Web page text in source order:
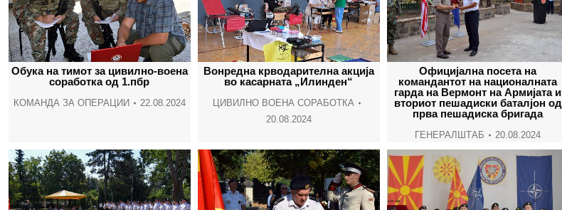
Обука на тимот за цивилно-воена
соработка од 1.пбр
КОМАНДА ЗА ОПЕРАЦИИ 22.08.2024
Вонредна крводарителна акција
во касарната „Илинден“
ЦИВИЛНО ВОЕНА СОРАБОТКА
20.08.2024
Официјална посета на
командантот на националната
гарда на Вермонт на Армијата и
вториот пешадиски баталјон од
прва пешадиска бригада
ГЕНЕРАЛШТАБ 20.08.2024